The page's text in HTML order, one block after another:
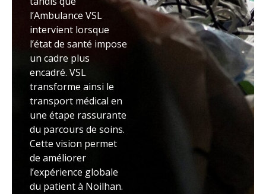
l’Ambulance VSL
intervient lorsque
l’état de santé impose
un cadre plus
encadré. VSL
transforme ainsi le
transport médical en
une étape rassurante
du parcours de soins.
Cette vision permet
de améliorer
l’expérience globale
du patient à Noilhan.